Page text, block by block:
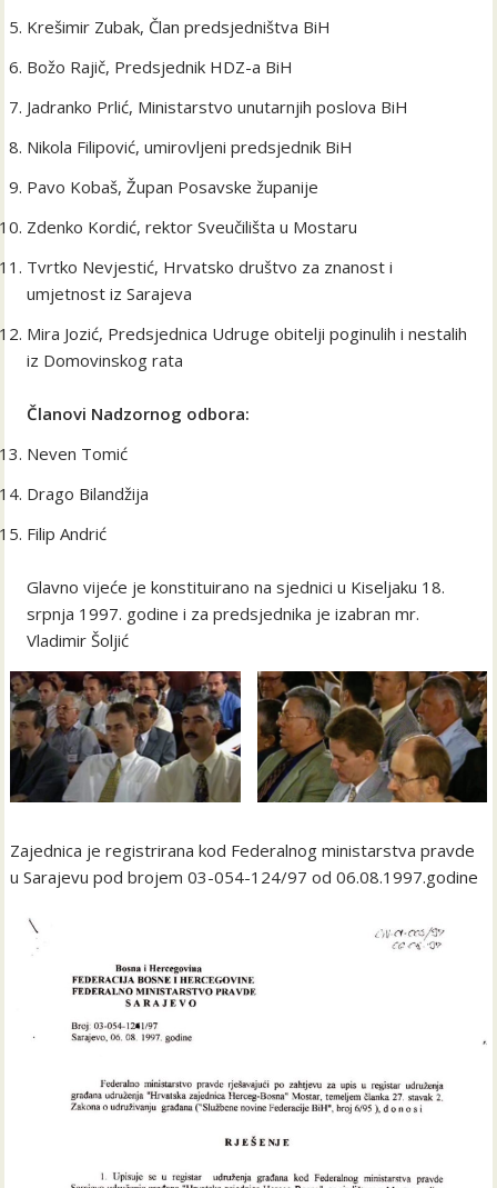
Krešimir Zubak, Član predsjedništva BiH
Božo Rajič, Predsjednik HDZ-a BiH
Jadranko Prlić, Ministarstvo unutarnjih poslova BiH
Nikola Filipović, umirovljeni predsjednik BiH
Pavo Kobaš, Župan Posavske županije
Zdenko Kordić, rektor Sveučilišta u Mostaru
Tvrtko Nevjestić, Hrvatsko društvo za znanost i
umjetnost iz Sarajeva
Mira Jozić, Predsjednica Udruge obitelji poginulih i nestalih
iz Domovinskog rata
Članovi Nadzornog odbora:
Neven Tomić
Drago Bilandžija
Filip Andrić
Glavno vijeće je konstituirano na sjednici u Kiseljaku 18.
srpnja 1997. godine i za predsjednika je izabran mr.
Vladimir Šoljić
Zajednica je registrirana kod Federalnog ministarstva pravde
u Sarajevu pod brojem 03-054-124/97 od 06.08.1997.godine